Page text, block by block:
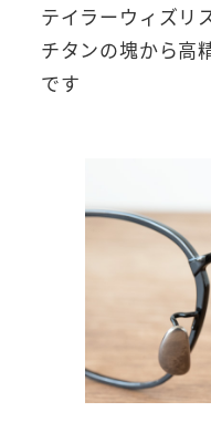
テイラーウィズリ
チタンの塊から高
です